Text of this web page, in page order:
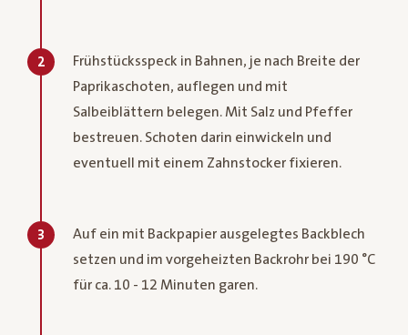
2
Frühstücksspeck in Bahnen, je nach Breite der
Paprikaschoten, auflegen und mit
Salbeiblättern belegen. Mit Salz und Pfeffer
bestreuen. Schoten darin einwickeln und
eventuell mit einem Zahnstocker fixieren.
3
Auf ein mit Backpapier ausgelegtes Backblech
setzen und im vorgeheizten Backrohr bei 190 °C
für ca. 10 - 12 Minuten garen.